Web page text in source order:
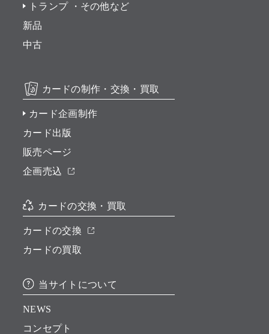
トランプ ・その他など
新品
中古
カードの制作・交換・買取
カード企画制作
カード出版
販売ページ
企画売込
カードの交換・買取
カードの交換
カードの買取
当サイトについて
NEWS
コンセプト